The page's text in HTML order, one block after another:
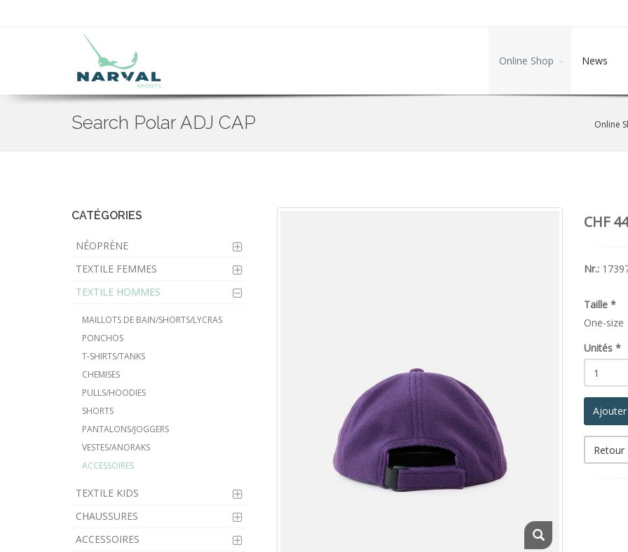
Online Shop News
Search Polar ADJ CAP Online
CATÉGORIES
NÉOPRÈNE
TEXTILE FEMMES
TEXTILE HOMMES
MAILLOTS DE BAIN/SHORTS/LYCRAS
PONCHOS
T-SHIRTS/TANKS
CHEMISES
PULLS/HOODIES
SHORTS
PANTALONS/JOGGERS
VESTES/ANORAKS
ACCESSOIRES
TEXTILE KIDS
CHAUSSURES
ACCESSOIRES
CHF
Nr.:
Taille *
One-size
Unités *
Retour